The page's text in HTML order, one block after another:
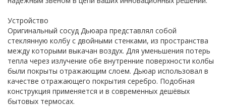
Устройство
Оригинальный сосуд Дьюара представлял собой
стеклянную колбу с двойными стенками, из пространства
между которыми выкачан воздух. Для уменьшения потерь
тепла через излучение обе внутренние поверхности колбы
были покрыты отражающим слоем. Дьюар использовал в
качестве отражающего покрытия серебро. Подобная
конструкция применяется и в современных дешёвых
бытовых термосах.